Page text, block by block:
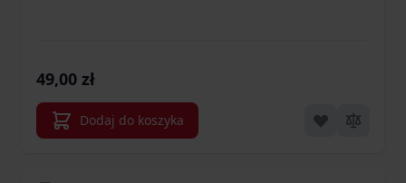
49,00 zł
Dodaj do koszyka